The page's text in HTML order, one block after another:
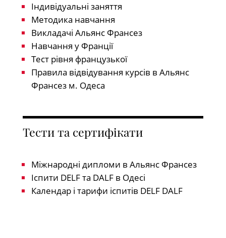
Індивідуальні заняття
Методика навчання
Викладачі Альянс Франсез
Навчання у Франції
Тест рівня французької
Правила відвідування курсів в Альянс
Франсез м. Одеса
Тести та сертифікати
Міжнародні дипломи в Альянс Франсез
Іспити DELF та DALF в Одесі
Календар і тарифи іспитів DELF DALF